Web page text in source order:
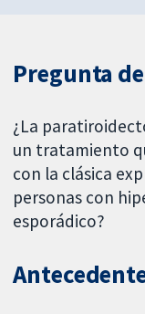
Pregunta
¿La
un tratamiento
con la clásica
personas con
esporádico?